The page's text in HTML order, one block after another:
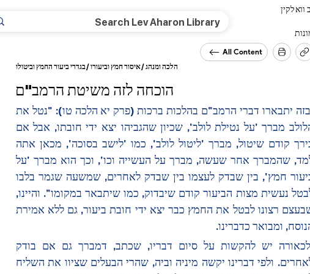
וואלקין
All Content
בגדרי ביעור החמץ וביטולו/איסור חמץ וביעורו/הלכה ומנהג
הוכחה לזה משיטת הרמב"ם
ומבואר כדברינו.